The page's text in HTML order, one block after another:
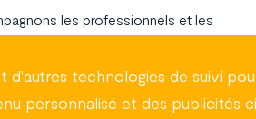
les professionnels et les
d'autres technologies de suivi
personnalisé et des publicités